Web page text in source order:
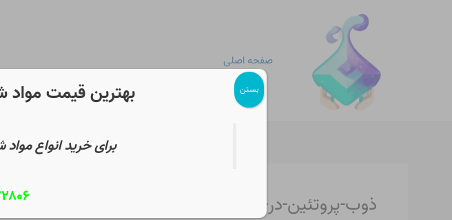
صفحه اصلی
ذوب-پروتئین-در-سلول
نوشته
بهترین قیمت مواد
برای خرید انواع
بستن